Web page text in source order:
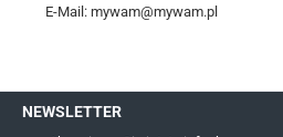
E-Mail: mywam@mywam.pl
NEWSLETTER